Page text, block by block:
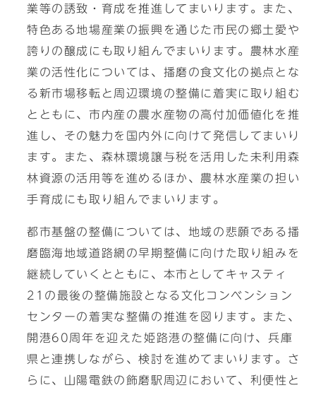
業等の誘致・育成を推進してまいります。また、
特色ある地場産業の振興を通じた市民の郷土愛や
誇りの醸成にも取り組んでまいります。農林水産
業の活性化については、播磨の食文化の拠点とな
る新市場移転と周辺環境の整備に着実に取り組む
とともに、市内産の農水産物の高付加価値化を推
進し、その魅力を国内外に向けて発信してまいり
ます。また、森林環境譲与税を活用した未利用森
林資源の活用等を進めるほか、農林水産業の担い
手育成にも取り組んでまいります。
都市基盤の整備については、地域の悲願である播
磨臨海地域道路網の早期整備に向けた取り組みを
継続していくとともに、本市としてキャスティ
21の最後の整備施設となる文化コンベンション
センターの着実な整備の推進を図ります。また、
開港60周年を迎えた姫路港の整備に向け、兵庫
県と連携しながら、検討を進めてまいります。さ
らに、山陽電鉄の飾磨駅周辺において、利便性と